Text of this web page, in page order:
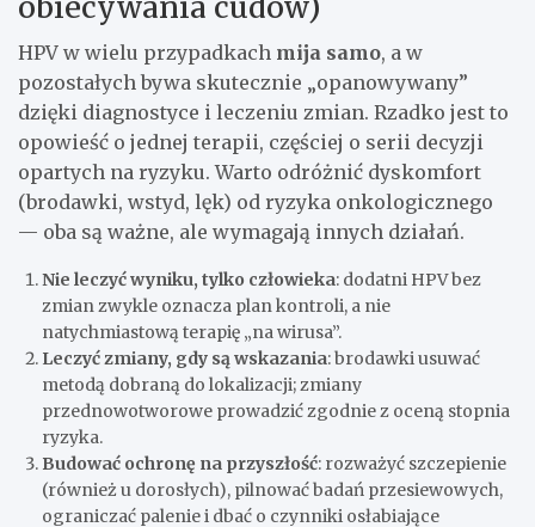
HPV w wielu przypadkach mija samo, a w
pozostałych bywa skutecznie „opanowywany”
dzięki diagnostyce i leczeniu zmian. Rzadko jest to
opowieść o jednej terapii, częściej o serii decyzji
opartych na ryzyku. Warto odróżnić dyskomfort
(brodawki, wstyd, lęk) od ryzyka onkologicznego
— oba są ważne, ale wymagają innych działań.
Nie leczyć wyniku, tylko człowieka: dodatni HPV bez
zmian zwykle oznacza plan kontroli, a nie
natychmiastową terapię „na wirusa”.
Leczyć zmiany, gdy są wskazania: brodawki usuwać
metodą dobraną do lokalizacji; zmiany
przednowotworowe prowadzić zgodnie z oceną stopnia
ryzyka.
Budować ochronę na przyszłość: rozważyć szczepienie
(również u dorosłych), pilnować badań przesiewowych,
ograniczać palenie i dbać o czynniki osłabiające